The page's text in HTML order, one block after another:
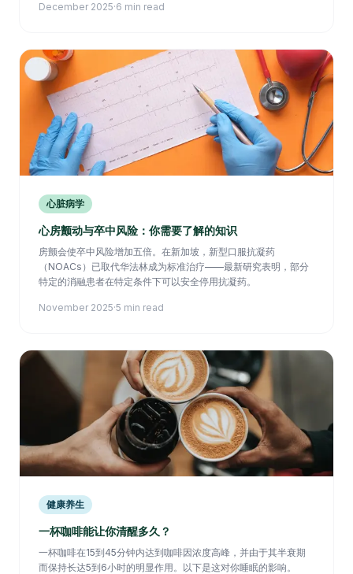
December 2025·6 min read
心脏病学
心房颤动与卒中风险：你需要了解的知识
房颤会使卒中风险增加五倍。在新加坡，新型口服抗凝药
（NOACs）已取代华法林成为标准治疗——最新研究表明，部分
特定的消融患者在特定条件下可以安全停用抗凝药。
November 2025·5 min read
健康养生
一杯咖啡能让你清醒多久？
一杯咖啡在15到45分钟内达到咖啡因浓度高峰，并由于其半衰期
而保持长达5到6小时的明显作用。以下是这对你睡眠的影响。